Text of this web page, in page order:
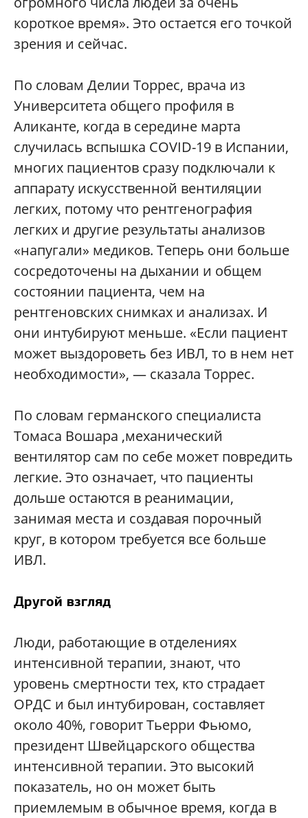
короткое время». Это остается его точкой
зрения и сейчас.
По словам Делии Торрес, врача из
Университета общего профиля в
Аликанте, когда в середине марта
случилась вспышка COVID-19 в Испании,
многих пациентов сразу подключали к
аппарату искусственной вентиляции
легких, потому что рентгенография
легких и другие результаты анализов
«напугали» медиков. Теперь они больше
сосредоточены на дыхании и общем
состоянии пациента, чем на
рентгеновских снимках и анализах. И
они интубируют меньше. «Если пациент
может выздороветь без ИВЛ, то в нем нет
необходимости», — сказала Торрес.
По словам германского специалиста
Томаса Вошара ,механический
вентилятор сам по себе может повредить
легкие. Это означает, что пациенты
дольше остаются в реанимации,
занимая места и создавая порочный
круг, в котором требуется все больше
ИВЛ.
Другой взгляд
Люди, работающие в отделениях
интенсивной терапии, знают, что
уровень смертности тех, кто страдает
ОРДС и был интубирован, составляет
около 40%, говорит Тьерри Фьюмо,
президент Швейцарского общества
интенсивной терапии. Это высокий
показатель, но он может быть
приемлемым в обычное время, когда в